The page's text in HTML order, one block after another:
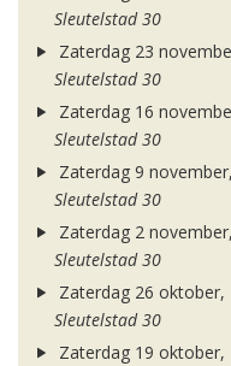
Sleutelstad 30
Zaterdag 23
Sleutelstad 30
Zaterdag 16
Sleutelstad 30
Zaterdag 9
Sleutelstad 30
Zaterdag 2
Sleutelstad 30
Zaterdag 26 oktober,
Sleutelstad 30
Zaterdag 19 oktober,